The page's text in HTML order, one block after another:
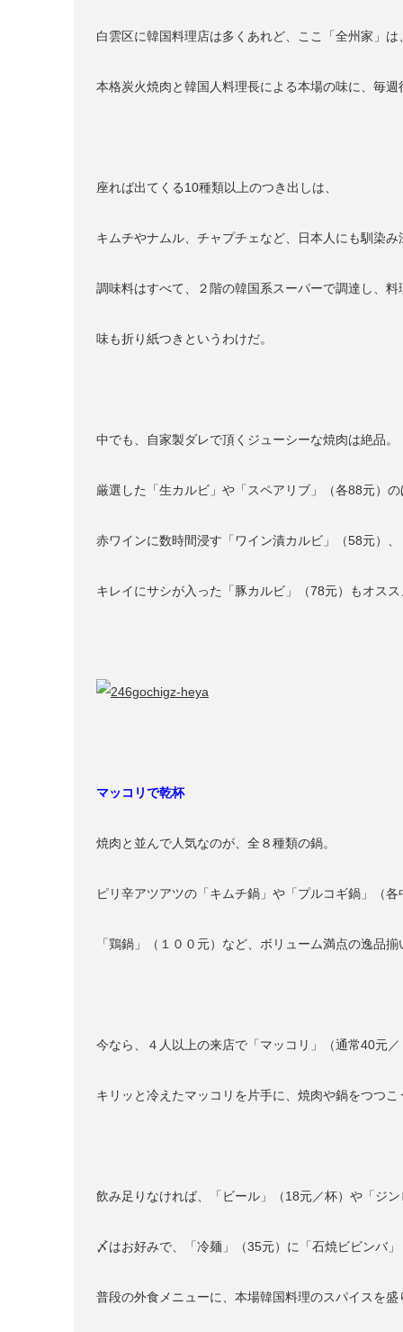
白雲区に韓国料理店は多くあれど、ここ「全州家」は、
本格炭火焼肉と韓国人料理長による本場の味に、毎週
座れば出てくる10種類以上のつき出しは、
キムチやナムル、チャプチェなど、日本人にも馴染み
調味料はすべて、２階の韓国系スーパーで調達し、料
味も折り紙つきというわけだ。
中でも、自家製ダレで頂くジューシーな焼肉は絶品。
厳選した「生カルビ」や「スペアリブ」（各88元）の
赤ワインに数時間浸す「ワイン漬カルビ」（58元）、
キレイにサシが入った「豚カルビ」（78元）もオスス
マッコリで乾杯
焼肉と並んで人気なのが、全８種類の鍋。
ピリ辛アツアツの「キムチ鍋」や「プルコギ鍋」（各
「鶏鍋」（１００元）など、ボリューム満点の逸品揃
今なら、４人以上の来店で「マッコリ」（通常40元／
キリッと冷えたマッコリを片手に、焼肉や鍋をつつこ
飲み足りなければ、「ビール」（18元／杯）や「ジ
〆はお好みで、「冷麺」（35元）に「石焼ビビンバ」
普段の外食メニューに、本場韓国料理のスパイスを盛